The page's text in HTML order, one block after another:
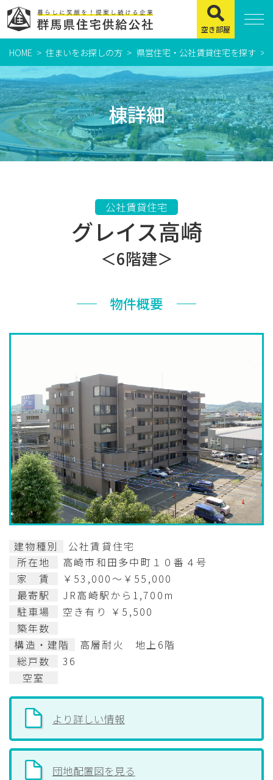
住まいをお探しの方
県営住宅
公社賃貸住宅
緊急通報システムについて
市営・町営住宅
賃貸店舗・事務所
よくある質問
ぐんま住まいの
現在お住まい
空き部屋
HOME 住まいをお探しの方 県営住宅・公社賃貸住宅を探す
棟詳細
公社賃貸住宅
グレイス高崎
＜6階建＞
物件概要
建物種別
公社賃貸住宅
所在地
高崎市和田多中町１０番４号
家 賃
￥53,000～￥55,000
最寄駅
JR高崎駅から1,700m
駐車場
空き有り ￥5,500
築年数
構造・建階
高層耐火 地上6階
総戸数
36
空室
より詳しい情報
団地配置図を見る